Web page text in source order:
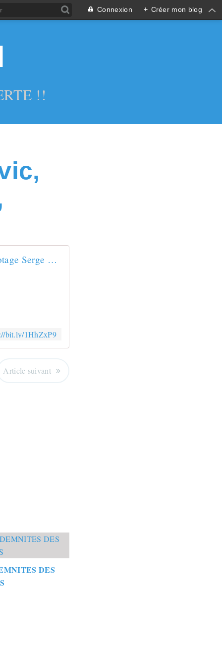
Connexion + Créer mon blog
!!
L’ex-otage Serge Lazarevic, «SDF de la République», raconte son calvaire
bit.ly/1HhZxP9
Article suivant
DES